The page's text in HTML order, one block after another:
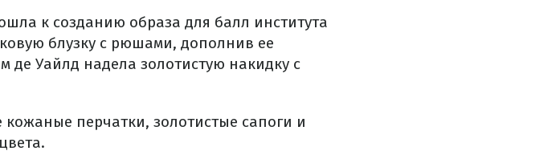
к созданию образа для балл института
блузку с рюшами, дополнив ее
де Уайлд надела золотистую накидку с
перчатки, золотистые сапоги и